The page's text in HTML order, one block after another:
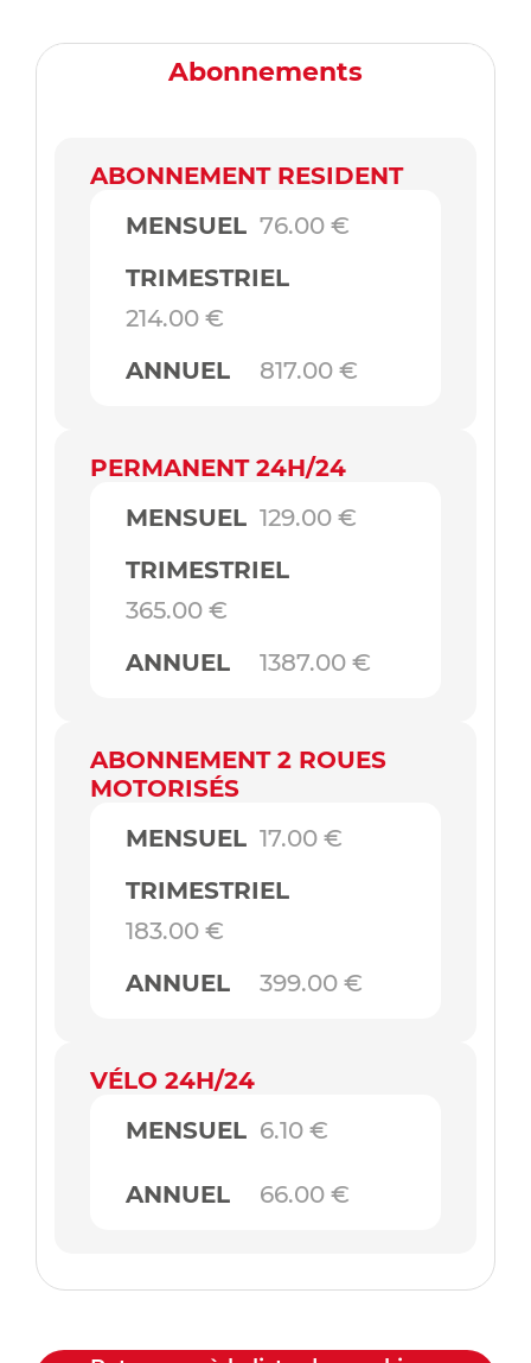
Abonnements
ABONNEMENT RESIDENT
MENSUEL 76.00 €
TRIMESTRIEL
214.00 €
ANNUEL
817.00 €
PERMANENT 24H/24
MENSUEL 129.00 €
TRIMESTRIEL
365.00 €
ANNUEL
1387.00 €
ABONNEMENT 2 ROUES
MOTORISÉS
MENSUEL 17.00 €
TRIMESTRIEL
183.00 €
ANNUEL
399.00 €
VÉLO 24H/24
MENSUEL 6.10 €
ANNUEL 66.00 €